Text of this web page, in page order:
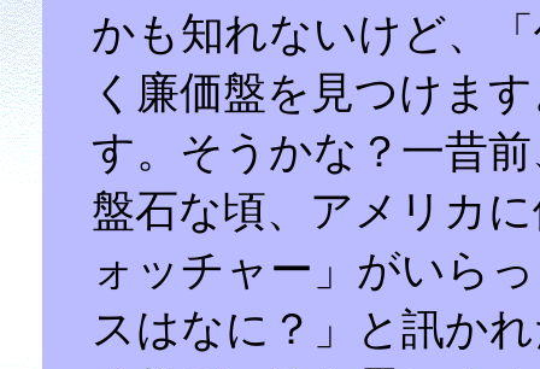
かも知れないけど、
く廉価盤を見つけま
す。そうかな？一昔
盤石な頃、アメリカ
ォッチャー」がいら
スはなに？」と訊か